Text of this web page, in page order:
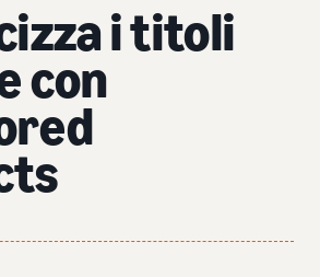
i titoli
con